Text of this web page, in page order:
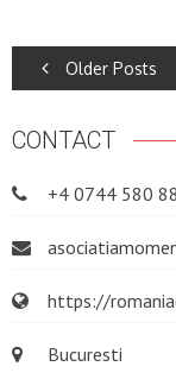
POSTS
Older Posts
CONTACT
+4 0744 580
https://
Bucuresti